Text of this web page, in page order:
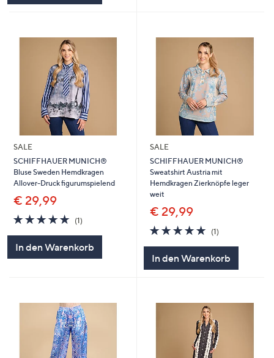
SALE
SCHIFFHAUER MUNICH®
Bluse Sweden Hemdkragen
Allover-Druck figurumspielend
€ 29,99
5.0
von
5
(1)
In den Warenkorb
SALE
SCHIFFHAUER MUNICH®
Sweatshirt Austria mit
Hemdkragen Zierknöpfe leger
weit
€ 29,99
5.0
von
(1)1
In den Warenkorb